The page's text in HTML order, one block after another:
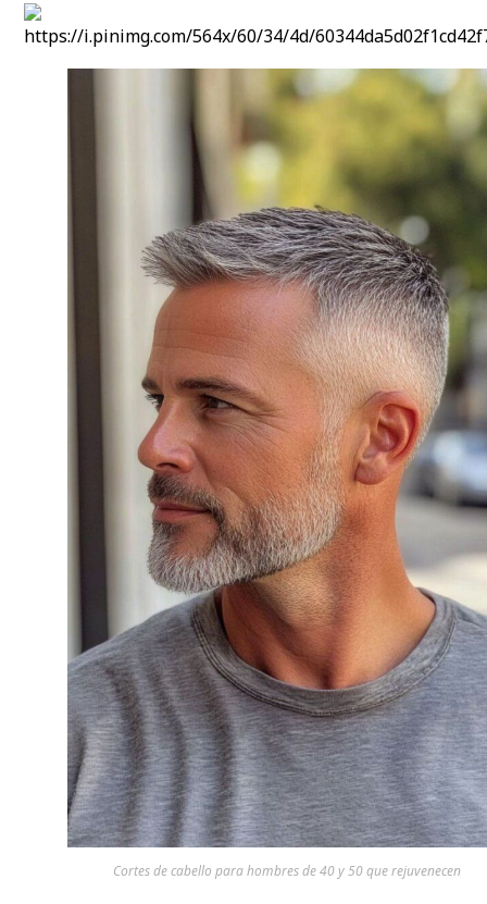
Cortes de cabello para hombres de 40 y 50 que rejuvenecen